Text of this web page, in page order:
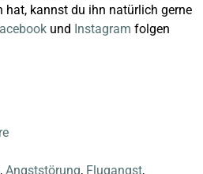
hat, kannst du ihn natürlich gerne
und Instagram folgen
, Angststörung, Flugangst,